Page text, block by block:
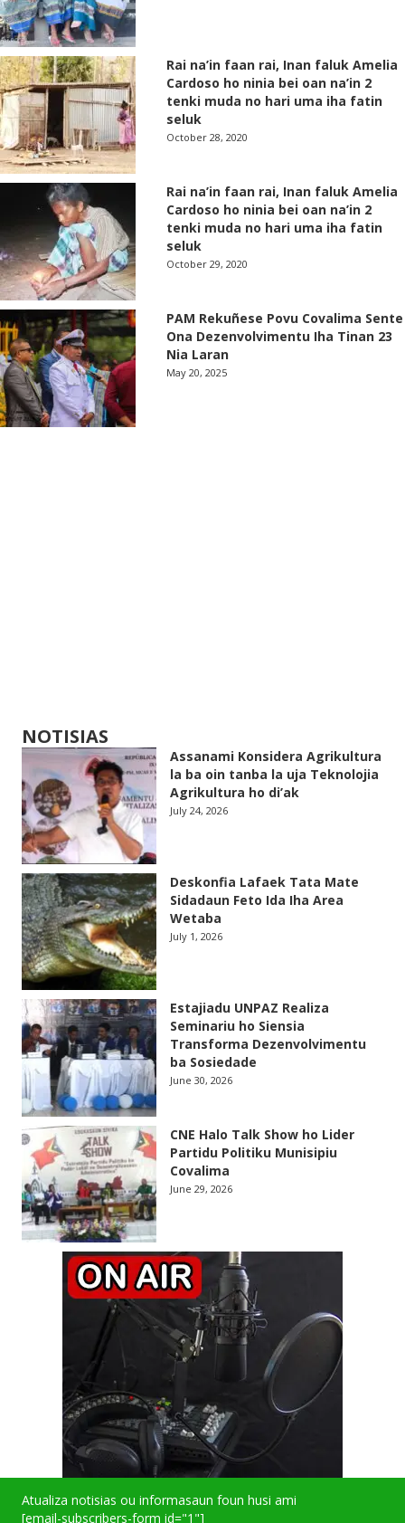
Rai na’in faan rai, Inan faluk Amelia
Cardoso ho ninia bei oan na’in 2
tenki muda no hari uma iha fatin
seluk
October 28, 2020
Rai na’in faan rai, Inan faluk Amelia
Cardoso ho ninia bei oan na’in 2
tenki muda no hari uma iha fatin
seluk
October 29, 2020
PAM Rekuñese Povu Covalima Sente
Ona Dezenvolvimentu Iha Tinan 23
Nia Laran
May 20, 2025
NOTISIAS
Assanami Konsidera Agrikultura
la ba oin tanba la uja Teknolojia
Agrikultura ho di’ak
July 24, 2026
Deskonfia Lafaek Tata Mate
Sidadaun Feto Ida Iha Area
Wetaba
July 1, 2026
Estajiadu UNPAZ Realiza
Seminariu ho Siensia
Transforma Dezenvolvimentu
ba Sosiedade
June 30, 2026
CNE Halo Talk Show ho Lider
Partidu Politiku Munisipiu
Covalima
June 29, 2026
Atualiza notisias ou informasaun foun husi ami
[email-subscribers-form id="1"]